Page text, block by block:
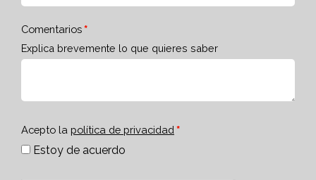
Comentarios
Explica brevemente lo que quieres saber
Acepto la política de privacidad
Estoy de acuerdo